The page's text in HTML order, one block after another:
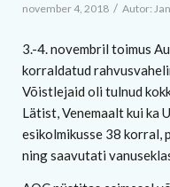
november 4, 2018 / Autor:
3.-4. novembril toimus
korraldatud
Võistlejaid oli tulnud
Lätist, Venemaalt kui ka
esikolmikusse 38
ning saavutati